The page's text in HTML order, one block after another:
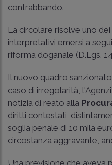
contrabbando.
La circolare risolve uno
interpretativi emersi a
riforma doganale (D.Lgs.
Il nuovo quadro
caso di irregolarità,
notizia di reato alla
diritti contestati,
soglia penale di 10 mila
circostanza aggravante,
Una previsione che aveva